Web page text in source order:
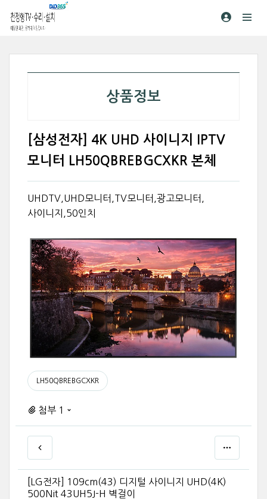
상품정보
[삼성전자] 4K UHD 사이니지 IPTV
모니터 LH50QBREBGCXKR 본체
UHDTV,UHD모니터,TV모니터,광고모니터,
사이니지,50인치
LH50QBREBGCXKR
첨부 1
[LG전자] 109cm(43) 디지털 사이니지 UHD(4K)
500Nit 43UH5J-H 벽걸이